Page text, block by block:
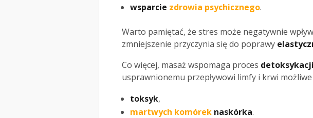
wsparcie zdrowia psychicznego.
Warto pamiętać, że stres może negatywnie
zmniejszenie przyczynia się do poprawy
Co więcej, masaż wspomaga proces
usprawnionemu przepływowi limfy i krwi
toksyk,
martwych komórek naskórka.